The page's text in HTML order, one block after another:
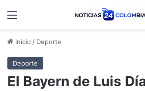
Menú
Inicio / Deporte
Deporte
El Bayern de Luis